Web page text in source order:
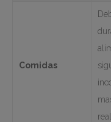
Comidas